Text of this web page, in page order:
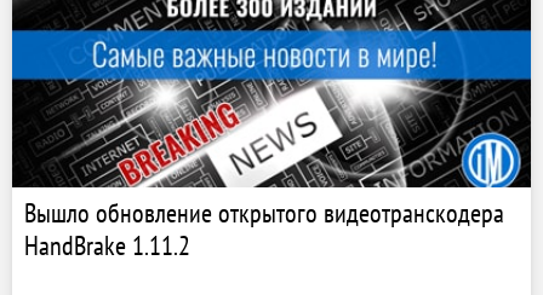
Вышло обновление открытого видеотранскодера
HandBrake 1.11.2